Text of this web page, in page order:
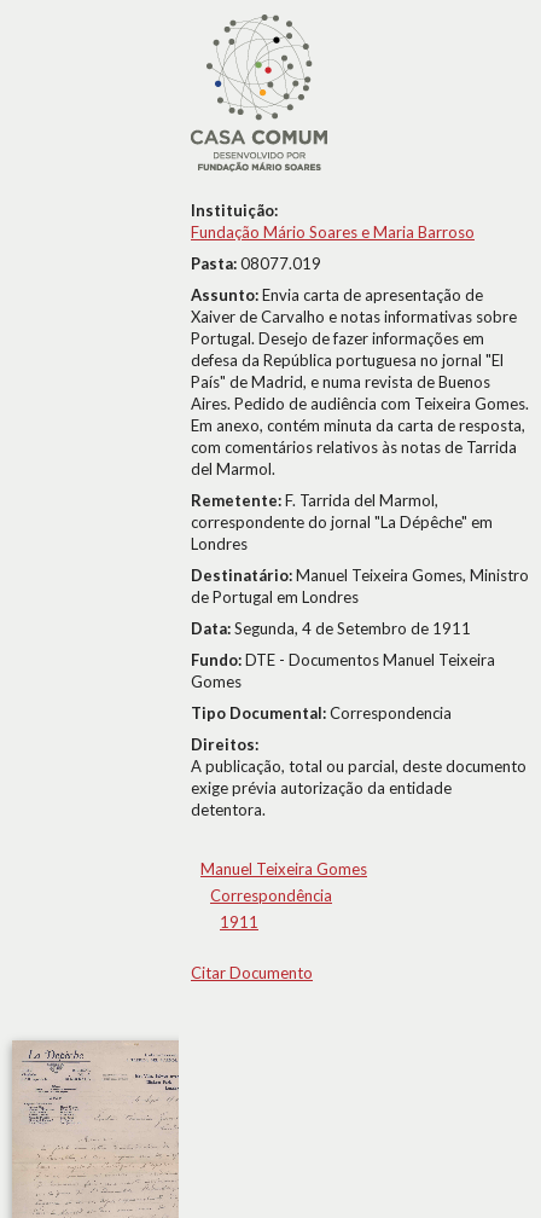
Instituição:
Fundação Mário Soares e Maria Barroso
Pasta:08077.019
Assunto:Envia carta de apresentação de
Xaiver de Carvalho e notas informativas sobre
Portugal. Desejo de fazer informações em
defesa da República portuguesa no jornal "El
País" de Madrid, e numa revista de Buenos
Aires. Pedido de audiência com Teixeira Gomes.
Em anexo, contém minuta da carta de resposta,
com comentários relativos às notas de Tarrida
del Marmol.
Remetente:F. Tarrida del Marmol,
correspondente do jornal "La Dépêche" em
Londres
Destinatário:Manuel Teixeira Gomes, Ministro
de Portugal em Londres
Data:Segunda, 4 de Setembro de 1911
Fundo:DTE - Documentos Manuel Teixeira
Gomes
Tipo Documental:Correspondencia
Direitos:
A publicação, total ou parcial, deste documento
exige prévia autorização da entidade
detentora.
Manuel Teixeira Gomes
Correspondência
1911
Citar Documento